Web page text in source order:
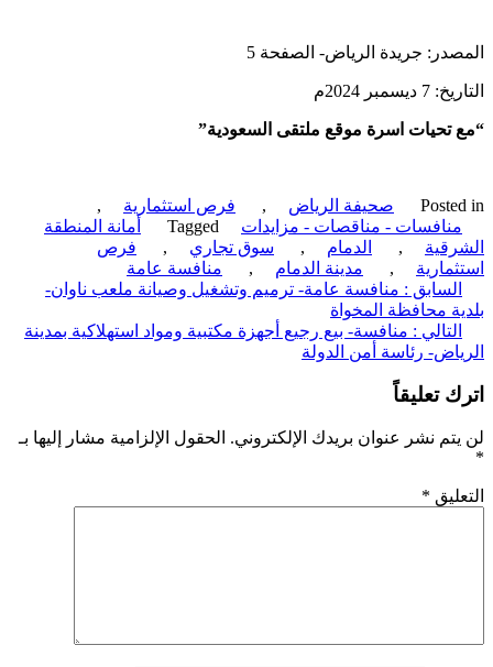
جريدة الرياض- الصفحة 5
2024م
تحيات اسرة موقع ملتقى السعودية”
صحيفة الرياض , فرص استثمارية
,
- مناقصات - مزايدات
Tagged
أمانة المنطقة
, الدمام , سوق تجاري ,
فرص
, مدينة الدمام , منافسة عامة
: منافسة عامة- ترميم وتشغيل وصيانة ملعب ناوان-
محافظة المخواة
:منافسة- بيع رجيع أجهزة مكتبية ومواد استهلاكية بمدينة
رئاسة أمن الدولة
تعليقاً
نشر عنوان بريدك الإلكتروني. الحقول الإلزامية مشار إليها بـ
*